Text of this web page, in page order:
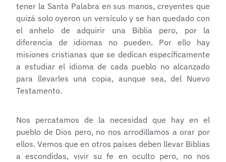
tener la Santa Palabra en sus manos, creyentes que
quizá solo oyeron un versículo y se han quedado con
el anhelo de adquirir una Biblia pero, por la
diferencia de idiomas no pueden. Por ello hay
misiones cristianas que se dedican específicamente
a estudiar el idioma de cada pueblo no alcanzado
para llevarles una copia, aunque sea, del Nuevo
Testamento.
Nos percatamos de la necesidad que hay en el
pueblo de Dios pero, no nos arrodillamos a orar por
ellos. Vemos que en otros países deben llevar Biblias
a escondidas, vivir su fe en oculto pero, no nos